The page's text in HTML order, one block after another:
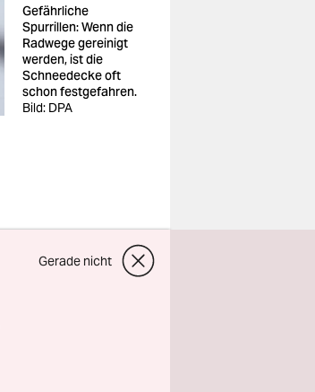
Gefährliche
Spurrillen: Wenn die
Radwege gereinigt
werden, ist die
Schneedecke oft
schon festgefahren.
Bild: DPA
Gerade nicht